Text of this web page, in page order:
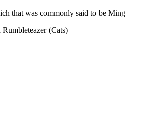
that was commonly said to be Ming
(Cats)